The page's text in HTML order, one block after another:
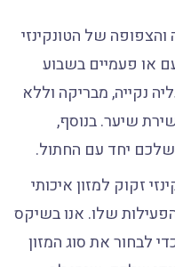
של הטונקינזי
או פעמיים בשבוע
נקייה, מבריקה וללא
שיער. בנוסף,
יחד עם החתול.
זקוק למזון איכותי
שלו. אנו בשיקס
לבחור את סוג המזון